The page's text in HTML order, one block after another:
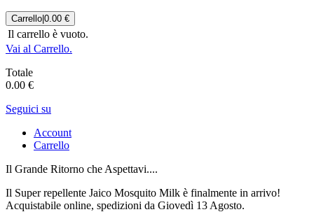
Carrello 0.00 €
Il carrello è vuoto.
Vai al Carrello.
Totale
0.00 €
Seguici su
Account
Carrello
Il Grande Ritorno che Aspettavi....
Il Super repellente Jaico Mosquito Milk è finalmente in arrivo!
Acquistabile online, spedizioni da Giovedì 13 Agosto.